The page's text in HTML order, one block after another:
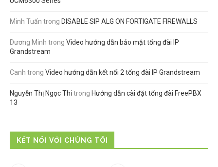
Minh Tuấn trong DISABLE SIP ALG ON FORTIGATE FIREWALLS
Dương Minh trong Video hướng dẫn bảo mật tổng đài IP
Grandstream
Canh trong Video hướng dẫn kết nối 2 tổng đài IP Grandstream
Nguyễn Thị Ngọc Thi trong Hướng dẫn cài đặt tổng đài FreePBX
13
KẾT NỐI VỚI CHÚNG TÔI